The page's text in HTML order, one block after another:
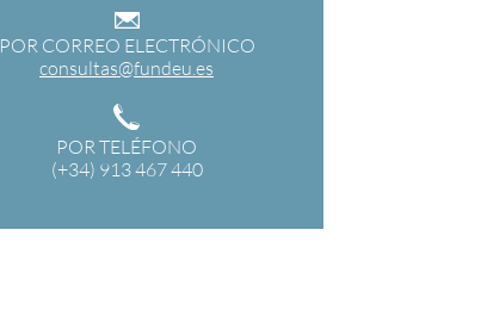
POR CORREO ELECTRÓNICO
consultas@fundeu.es
POR TELÉFONO
(+34) 913 467 440